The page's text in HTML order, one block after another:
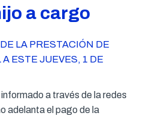
a cargo
LA PRESTACIÓN DE
ESTE JUEVES, 1 DE
informado a través de la redes
adelanta el pago de la